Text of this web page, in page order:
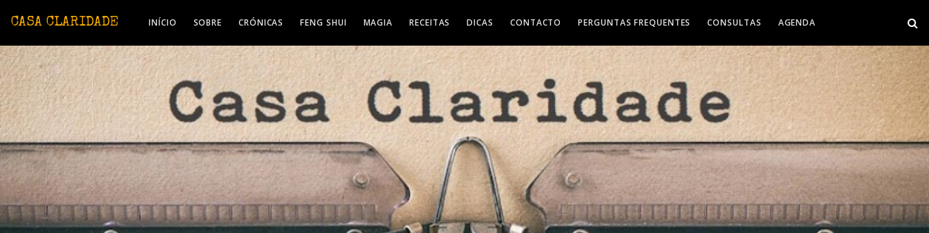
CASA CLARIDADE INÍCIO SOBRE CRÓNICAS FENG SHUI MAGIA RECEITAS DICAS CONTACTO PERGUNTAS FREQUENTES CONSULTAS AGENDA